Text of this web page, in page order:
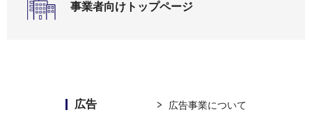
事業者向けトップページ
広告 広告事業について